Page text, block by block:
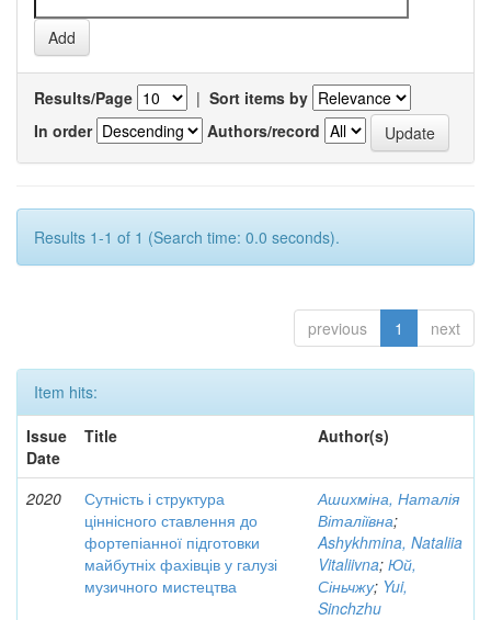
Results/Page | Sort items by
In order
Authors/record
Results 1-1 of 1 (Search time: 0.0 seconds).
previous 1 next
Item hits:
Issue
Date
Title Author(s)
2020
Сутність і структура
ціннісного ставлення до
фортепіанної підготовки
майбутніх фахівців у галузі
музичного мистецтва
Ашихміна, Наталія
Віталіївна;
Ashykhmina, Nataliia
Vitaliivna; Юй,
Сіньчжу; Yui,
Sinchzhu